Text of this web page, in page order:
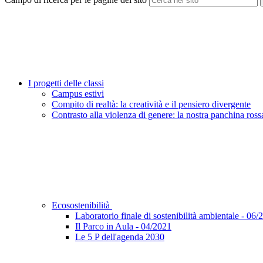
I progetti delle classi
Campus estivi
Compito di realtà: la creatività e il pensiero divergente
Contrasto alla violenza di genere: la nostra panchina
Ecosostenibilità
Laboratorio finale di sostenibilità ambientale - 06/
Il Parco in Aula - 04/2021
Le 5 P dell'agenda 2030